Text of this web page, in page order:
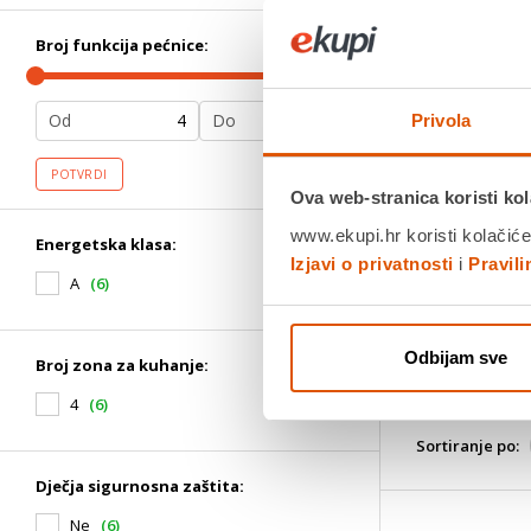
Privola
Ova web-stranica koristi
www.ekupi.hr koristi
Izjavi o privatnosti i
Odbijam sve
Broj funkcija pećnice:
Od Do
POTVRDI
Energetska klasa:
A (6)
Broj zona za kuhanje:
4 (6)
Dječja sigurnosna zaštita:
Ne
(6)
Jamstvo:5 god
dana
Sortiranje po: